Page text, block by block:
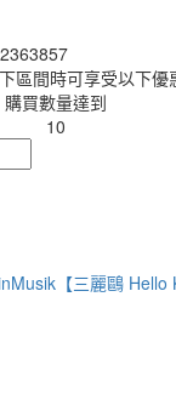
區間時可享受以下優
購買數量達到
10